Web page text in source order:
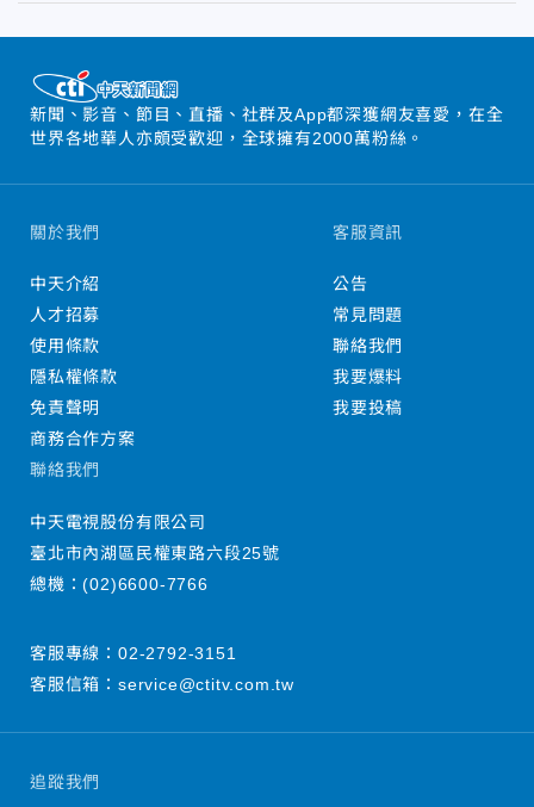
新聞、影音、節目、直播、社群及App都深獲網友喜愛，在全
世界各地華人亦頗受歡迎，全球擁有2000萬粉絲。
追蹤我們
關於我們
中天介紹
人才招募
使用條款
隱私權條款
免責聲明
商務合作方案
客服資訊
公告
常見問題
聯絡我們
我要爆料
我要投稿
聯絡我們
中天電視股份有限公司
臺北市內湖區民權東路六段25號
總機：(02)6600-7766
客服專線： 02-2792-3151
客服信箱： service@ctitv.com.tw